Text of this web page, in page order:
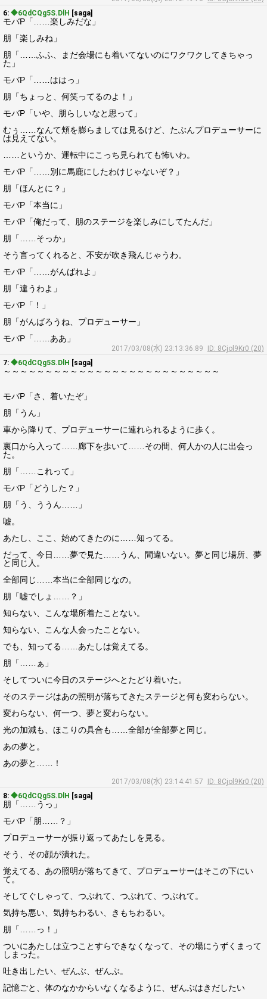
6: ◆6QdCQg5S.DlH [saga]
モバP「……楽しみだな」
朋「楽しみね」
朋「……ふふ、まだ会場にも着いてないのにワクワクしてきちゃっ
た」
モバP「……ははっ」
朋「ちょっと、何笑ってるのよ！」
モバP「いや、朋らしいなと思って」
むぅ……なんて頬を膨らましては見るけど、たぶんプロデューサーに
は見えてない。
……というか、運転中にこっち見られても怖いわ。
モバP「……別に馬鹿にしたわけじゃないぞ？」
朋「ほんとに？」
モバP「本当に」
モバP「俺だって、朋のステージを楽しみにしてたんだ」
朋「……そっか」
そう言ってくれると、不安が吹き飛んじゃうわ。
モバP「……がんばれよ」
朋「違うわよ」
モバP「！」
朋「がんばろうね、プロデューサー」
モバP「……ああ」
2017/03/08(水) 23:13:36.89
ID: 8Cjol9Kr0 (20)
7: ◆6QdCQg5S.DlH [saga]
～～～～～～～～～～～～～～～～～～～～～～～～～～
モバP「さ、着いたぞ」
朋「うん」
車から降りて、プロデューサーに連れられるように歩く。
裏口から入って……廊下を歩いて……その間、何人かの人に出会っ
た。
朋「……これって」
モバP「どうした？」
朋「う、ううん……」
嘘。
あたし、ここ、始めてきたのに……知ってる。
だって、今日……夢で見た……うん、間違いない。夢と同じ場所、夢
と同じ人。
全部同じ……本当に全部同じなの。
朋「嘘でしょ……？」
知らない、こんな場所着たことない。
知らない、こんな人会ったことない。
でも、知ってる……あたしは覚えてる。
朋「……ぁ」
そしてついに今日のステージへとたどり着いた。
そのステージはあの照明が落ちてきたステージと何も変わらない。
変わらない、何一つ、夢と変わらない。
光の加減も、ほこりの具合も……全部が全部夢と同じ。
あの夢と。
あの夢と……！
2017/03/08(水) 23:14:41.57
ID: 8Cjol9Kr0 (20)
8: ◆6QdCQg5S.DlH [saga]
朋「……うっ」
モバP「朋……？」
プロデューサーが振り返ってあたしを見る。
そう、その顔が潰れた。
覚えてる、あの照明が落ちてきて、プロデューサーはそこの下にい
て。
そしてぐしゃって、つぶれて、つぶれて、つぶれて。
気持ち悪い、気持ちわるい、きもちわるい。
朋「……っ！」
ついにあたしは立つことすらできなくなって、その場にうずくまって
しまった。
吐き出したい、ぜんぶ、ぜんぶ。
記憶ごと、体のなかからいなくなるように、ぜんぶはきだしたい